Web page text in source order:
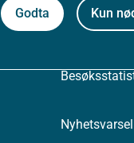
Godta Kun